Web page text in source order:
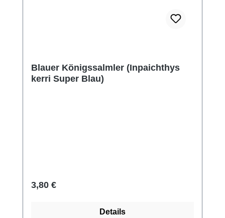
Blauer Königssalmler (Inpaichthys
kerri Super Blau)
Regulärer Preis:
3,80 €
Details